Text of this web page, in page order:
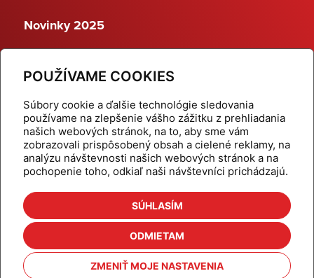
POUŽÍVAME COOKIES
Súbory cookie a ďalšie technológie sledovania
používame na zlepšenie vášho zážitku z prehliadania
našich webových stránok, na to, aby sme vám
zobrazovali prispôsobený obsah a cielené reklamy, na
analýzu návštevnosti našich webových stránok a na
pochopenie toho, odkiaľ naši návštevníci prichádzajú.
SÚHLASÍM
ODMIETAM
ZMENIŤ MOJE NASTAVENIA
Novinky 2025
Dynamické termostatické ventily
Domov
Produkty
Aktuality
Odber šikovné tipy
Kalkulačky
Cenníky
Na stiahnutie
Referencie
Kontakt